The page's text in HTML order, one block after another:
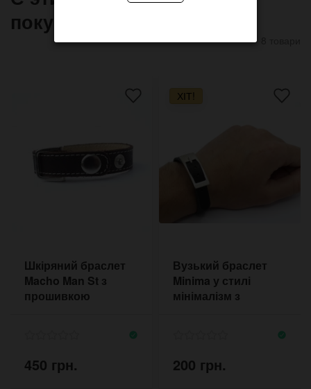
покупают
Шкіряний браслет
Macho Man St з
прошивкою
450 грн.
ХІТ!
Вузький браслет
Minima у стилі
мінімалізм з
200 грн.